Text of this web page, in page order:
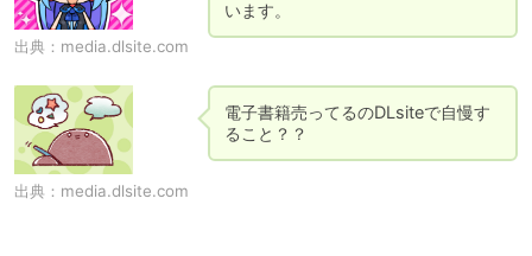
出典： media.dlsite.com
出典： media.dlsite.com
電子書籍売ってるのDLsiteで自慢す